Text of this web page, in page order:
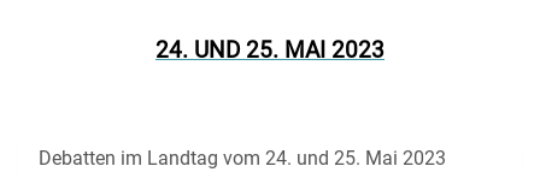
24. UND 25. MAI 2023
Debatten im Landtag vom 24. und 25. Mai 2023